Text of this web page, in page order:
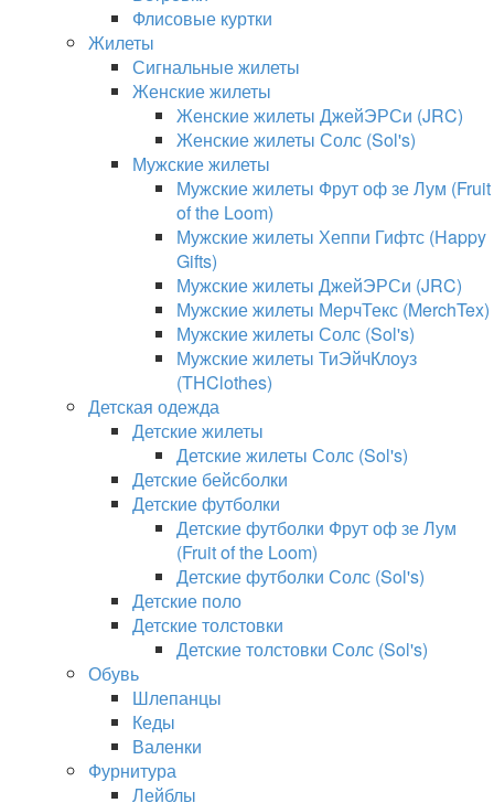
Флисовые куртки
Жилеты
Сигнальные жилеты
Женские жилеты
Женские жилеты ДжейЭРСи (JRC)
Женские жилеты Солс (Sol's)
Мужские жилеты
Мужские жилеты Фрут оф зе Лум (Fruit
of the Loom)
Мужские жилеты Хеппи Гифтс (Happy
Gifts)
Мужские жилеты ДжейЭРСи (JRC)
Мужские жилеты МерчТекс (MerchTex)
Мужские жилеты Солс (Sol's)
Мужские жилеты ТиЭйчКлоуз
(THClothes)
Детская одежда
Детские жилеты
Детские жилеты Солс (Sol's)
Детские бейсболки
Детские футболки
Детские футболки Фрут оф зе Лум
(Fruit of the Loom)
Детские футболки Солс (Sol's)
Детские поло
Детские толстовки
Детские толстовки Солс (Sol's)
Обувь
Шлепанцы
Кеды
Валенки
Фурнитура
Лейблы